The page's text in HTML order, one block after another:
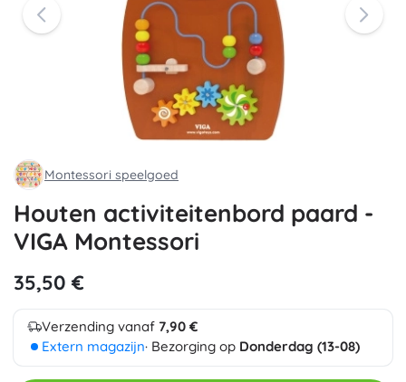
Montessori speelgoed
Houten activiteitenbord paard -
VIGA Montessori
35,50 €
Verzending vanaf 7,90 €
Extern magazijn· Bezorging op Donderdag (13-08)